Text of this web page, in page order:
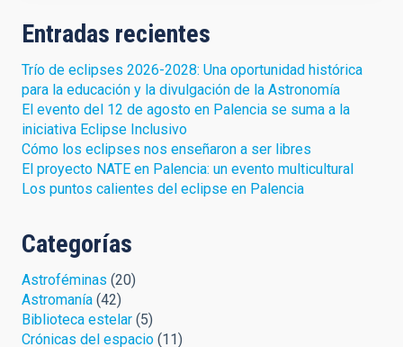
Entradas recientes
Trío de eclipses 2026-2028: Una oportunidad histórica
para la educación y la divulgación de la Astronomía
El evento del 12 de agosto en Palencia se suma a la
iniciativa Eclipse Inclusivo
Cómo los eclipses nos enseñaron a ser libres
El proyecto NATE en Palencia: un evento multicultural
Los puntos calientes del eclipse en Palencia
Categorías
Astroféminas (20)
Astromanía (42)
Biblioteca estelar (5)
Crónicas del espacio (11)